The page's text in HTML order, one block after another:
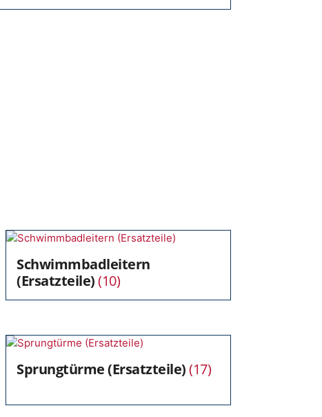
Schwimmbadleitern
(Ersatzteile)(10)
Sprungtürme (Ersatzteile)(17)